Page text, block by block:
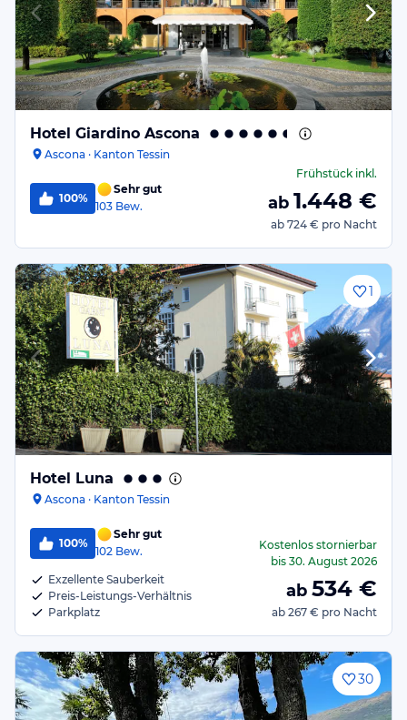
Hotel Giardino Ascona
Ascona · Kanton Tessin
100%
Sehr gut
103 Bew.
Frühstückinkl.
ab 1.448 €
ab 724 € pro Nacht
1
Hotel Luna
Ascona · Kanton Tessin
100%
Sehr gut
102 Bew.
Exzellente Sauberkeit
Preis-Leistungs-Verhältnis
Parkplatz
Kostenlos stornierbar
bis 30. August 2026
ab 534 €
ab 267 € pro Nacht
30